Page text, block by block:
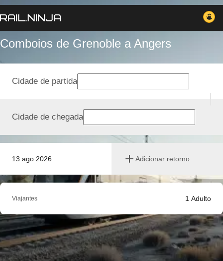
Comboios de Grenoble a Angers
13 ago 2026 Adicionar retorno
Cidade de partida
Cidade de chegada
Viajantes 1 Adulto